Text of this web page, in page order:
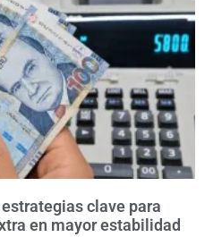
clave para
en mayor estabilidad